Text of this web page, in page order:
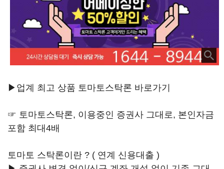
▶업계 최고 상품 토마토스탁론 바로가기
☞ 토마토스탁론, 이용중인 증권사 그대로, 본인자금
포함 최대4배
토마토 스탁론이란 ? ( 연계 신용대출 )